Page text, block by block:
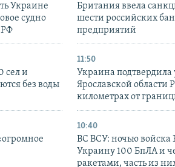
Украине
судно
РФ
Британия ввела
шести российских
предприятий
сел и
без воды
11:50
Украина подтвердила
Ярославской области
километрах от
10:40
ВС ВСУ: ночью войска
Украину 100 БпЛА и
ракетами, часть из